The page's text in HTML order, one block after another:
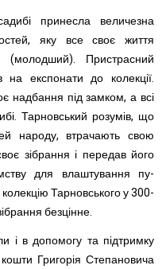
принесла величез­на
яку все своє жит­тя
Пристрасний
на експонати до колекції.
надбання під замком, а всі
Тарновський розумів, що
народу, втрачають свою
зібрання і передав його
для влаштування пу­
Тарновського у 300-
безцінне.
і в допомогу та під­тримку
Григорія Степановича